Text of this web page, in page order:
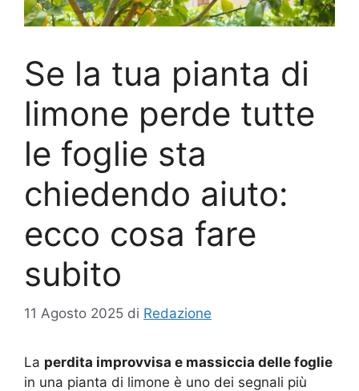
Se la tua pianta di
limone perde tutte
le foglie sta
chiedendo aiuto:
ecco cosa fare
subito
11 Agosto 2025 di Redazione
La perdita improvvisa e massiccia delle foglie
in una pianta di limone è uno dei segnali più